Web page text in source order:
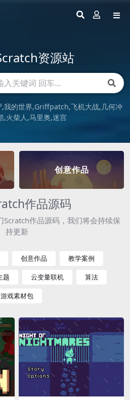
资源站
我的世界 Griffpatch 飞机大战 几何冲
火柴人 马里奥 迷宫
创意作品
作品源码
Scratch作品源码，我们将会持续保
持更新
创意作品 教学案例
题 云变量联机 算法
游戏素材包